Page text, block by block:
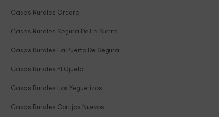
Casas Rurales Orcera
Casas Rurales Segura De La Sierra
Casas Rurales La Puerta De Segura
Casas Rurales El Ojuelo
Casas Rurales Los Yeguerizos
Casas Rurales Cortijos Nuevos